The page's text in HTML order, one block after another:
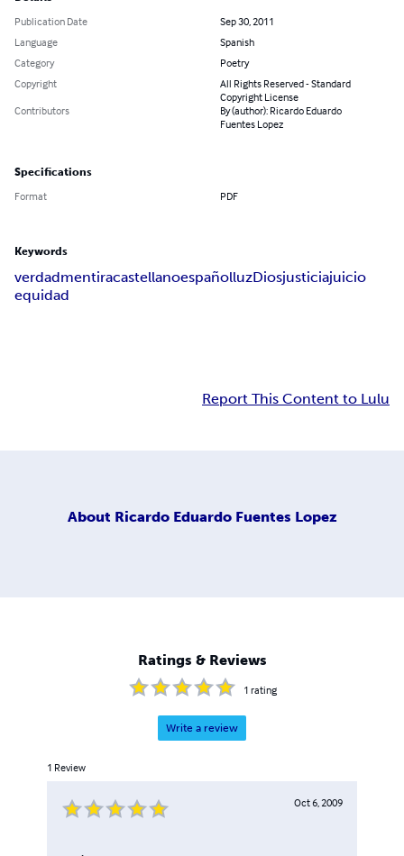
Publication Date
Sep 30, 2011
Language
Spanish
Category
Poetry
Copyright
All Rights Reserved - Standard
Copyright License
Contributors
By (author): Ricardo Eduardo
Fuentes Lopez
Specifications
Format PDF
Keywords
verdadmentiracastellanoespañolluzDiosjusticiajuicio
equidad
Report This Content to Lulu
About Ricardo Eduardo Fuentes Lopez
Ratings & Reviews
1 rating
Write a review
1 Review
Oct 6, 2009